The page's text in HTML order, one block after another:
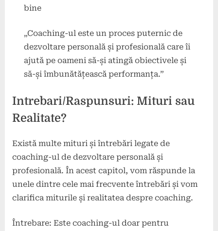
bine
„Coaching-ul este un proces puternic de
dezvoltare personală și profesională care îi
ajută pe oameni să-și atingă obiectivele și
să-și îmbunătățească performanța.”
Intrebari/Raspunsuri: Mituri sau
Realitate?
Există multe mituri și întrebări legate de
coaching-ul de dezvoltare personală și
profesională. În acest capitol, vom răspunde la
unele dintre cele mai frecvente întrebări și vom
clarifica miturile și realitatea despre coaching.
Întrebare: Este coaching-ul doar pentru